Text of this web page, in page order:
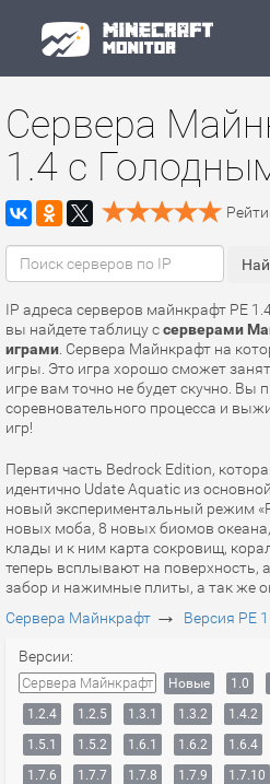
Сервера
1.4 с
IP адреса серверов майнкрафт PE
вы найдете таблицу ссерверами
играми . Сервера Майнкрафт на
игры. Это игра хорошо сможет
игре вам точно не будет скучно. Вы
соревновательного процесса и
игр!
Первая часть Bedrock Edition,
идентично Udate Aquatic из
новый экспериментальный режим
новых моба, 8 новых биомов
клады и к ним карта сокровищ,
теперь всплывают на поверхность,
забор и нажимные плиты, а так же
Сервера Майнкрафт → Версия PE
Версии:
Сервера Майнкрафт Новые 1.0
1.2.4
1.2.5 1.3.1 1.3.2 1.4.2
1.5.1
1.5.2 1.6.1 1.6.2 1.6.4
1.7.6
1.7.7 1.7.8 1.7.9 1.7.10